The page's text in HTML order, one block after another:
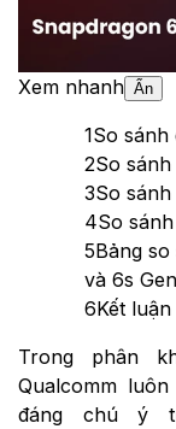
Xem nhanh Ẩn
1So sánh
2So
3So
4So
5Bảng
và 6s
6Kết luận
Trong phân
Qualcomm
đáng chú ý